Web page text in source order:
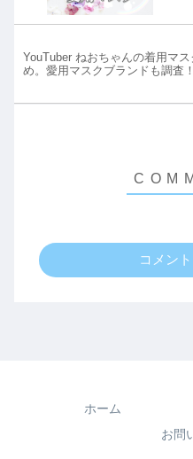
YouTuber ねおちゃんの着用マス
め。愛用マスクブランドも調査！
コメン
ホーム
お問